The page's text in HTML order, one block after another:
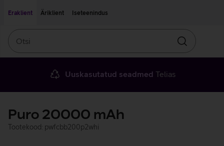
Eraklient
Äriklient Iseteenindus
Otsin
Uuskasutatud seadmed Telias
Puro 20000 mAh
Tootekood: pwfcbb200p2whi